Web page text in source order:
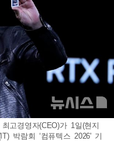
고경영자(CEO)가 1일(현지
박람회 ‘컴퓨텍스 2026' 기